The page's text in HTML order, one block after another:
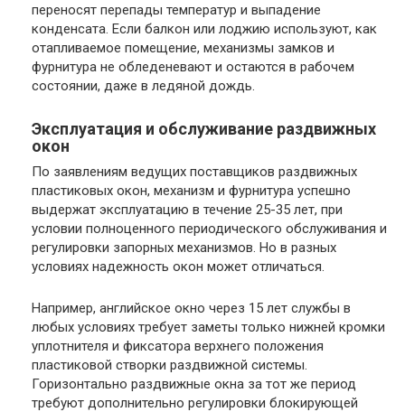
переносят перепады температур и выпадение
конденсата. Если балкон или лоджию используют, как
отапливаемое помещение, механизмы замков и
фурнитура не обледеневают и остаются в рабочем
состоянии, даже в ледяной дождь.
Эксплуатация и обслуживание раздвижных
окон
По заявлениям ведущих поставщиков раздвижных
пластиковых окон, механизм и фурнитура успешно
выдержат эксплуатацию в течение 25-35 лет, при
условии полноценного периодического обслуживания и
регулировки запорных механизмов. Но в разных
условиях надежность окон может отличаться.
Например, английское окно через 15 лет службы в
любых условиях требует заметы только нижней кромки
уплотнителя и фиксатора верхнего положения
пластиковой створки раздвижной системы.
Горизонтально раздвижные окна за тот же период
требуют дополнительно регулировки блокирующей